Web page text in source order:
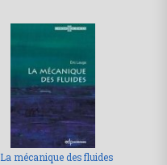
La mécanique des fluides